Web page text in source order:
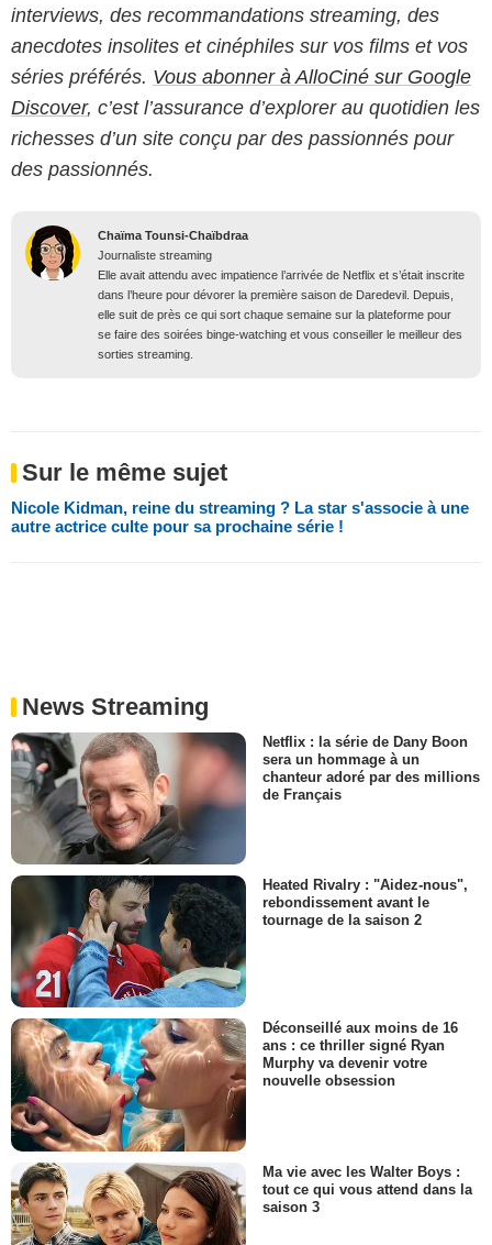
interviews, des recommandations streaming, des
anecdotes insolites et cinéphiles sur vos films et vos
séries préférés. Vous abonner à AlloCiné sur Google
Discover, c’est l’assurance d’explorer au quotidien les
richesses d’un site conçu par des passionnés pour
des passionnés.
Chaïma Tounsi-Chaïbdraa
Journaliste streaming
Elle avait attendu avec impatience l’arrivée de Netflix et s’était inscrite
dans l’heure pour dévorer la première saison de Daredevil. Depuis,
elle suit de près ce qui sort chaque semaine sur la plateforme pour
se faire des soirées binge-watching et vous conseiller le meilleur des
sorties streaming.
Sur le même sujet
Nicole Kidman, reine du streaming ? La star s'associe à une
autre actrice culte pour sa prochaine série !
News Streaming
Netflix : la série de Dany Boon
sera un hommage à un
chanteur adoré par des millions
de Français
Heated Rivalry : "Aidez-nous",
rebondissement avant le
tournage de la saison 2
Déconseillé aux moins de 16
ans : ce thriller signé Ryan
Murphy va devenir votre
nouvelle obsession
Ma vie avec les Walter Boys :
tout ce qui vous attend dans la
saison 3